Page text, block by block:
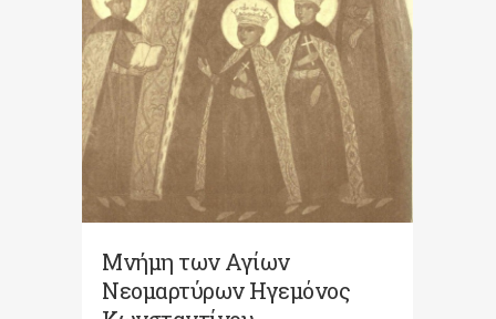
Μνήμη των Αγίων
Νεομαρτύρων Ηγεμόνος